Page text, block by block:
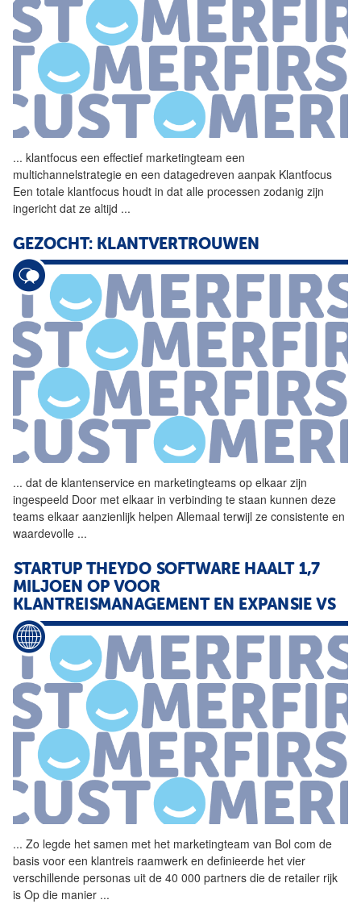
... klantfocus een effectief marketingteam een
multichannelstrategie en een datagedreven aanpak Klantfocus
Een totale klantfocus houdt in dat alle processen zodanig zijn
ingericht dat ze altijd ...
GEZOCHT: KLANTVERTROUWEN
... dat de klantenservice en marketingteams op elkaar zijn
ingespeeld Door met elkaar in verbinding te staan kunnen deze
teams elkaar aanzienlijk helpen Allemaal terwijl ze consistente en
waardevolle ...
STARTUP THEYDO SOFTWARE HAALT 1,7
MILJOEN OP VOOR
KLANTREISMANAGEMENT EN EXPANSIE VS
... Zo legde het samen met het marketingteam van Bol com de
basis voor een klantreis raamwerk en definieerde het vier
verschillende personas uit de 40 000 partners die de retailer rijk
is Op die manier ...